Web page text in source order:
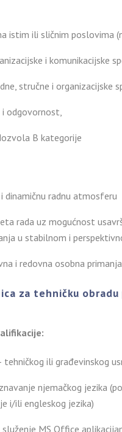
istim ili sličnim poslovima
i komunikacijske
stručne i organizacijske
odgovornost,
B kategorije
dinamičnu radnu atmosferu
rada uz mogućnost
u stabilnom i
i redovna osobna primanja
za tehničku
tehničkog ili građevinskog
njemačkog jezika
i/ili engleskog jezika)
služenje MS Office